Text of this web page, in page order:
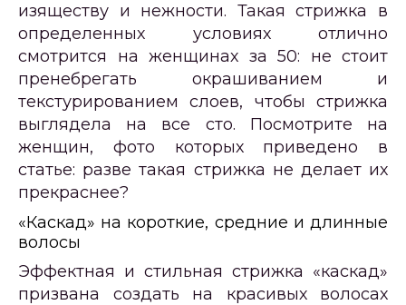
изяществу и нежности. Такая стрижка в
определенных условиях отлично
смотрится на женщинах за 50: не стоит
пренебрегать окрашиванием и
текстурированием слоев, чтобы стрижка
выглядела на все сто. Посмотрите на
женщин, фото которых приведено в
статье: разве такая стрижка не делает их
прекраснее?
«Каскад» на короткие, средние и длинные
волосы
Эффектная и стильная стрижка «каскад»
призвана создать на красивых волосах